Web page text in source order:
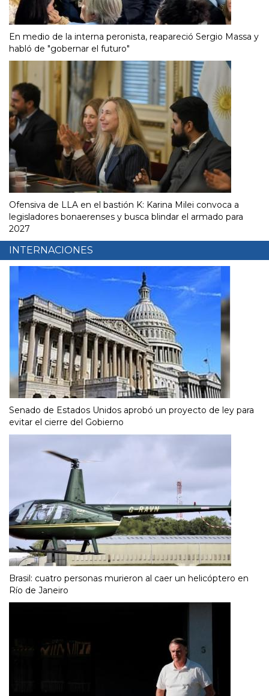
En medio de la interna peronista, reapareció Sergio Massa y
habló de "gobernar el futuro"
Ofensiva de LLA en el bastión K: Karina Milei convoca a
legisladores bonaerenses y busca blindar el armado para
2027
INTERNACIONES
Senado de Estados Unidos aprobó un proyecto de ley para
evitar el cierre del Gobierno
Brasil: cuatro personas murieron al caer un helicóptero en
Río de Janeiro